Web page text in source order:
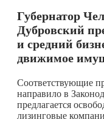
Губернатор
Дубровский
и средний
движимое
Соответствующие
направило в
предлагается
лизинговые